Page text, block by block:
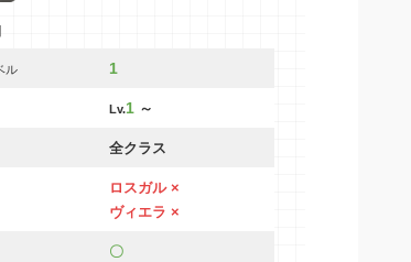
ル 1
Lv.1 ～
全クラス
ロスガル ×
ヴィエラ ×
〇